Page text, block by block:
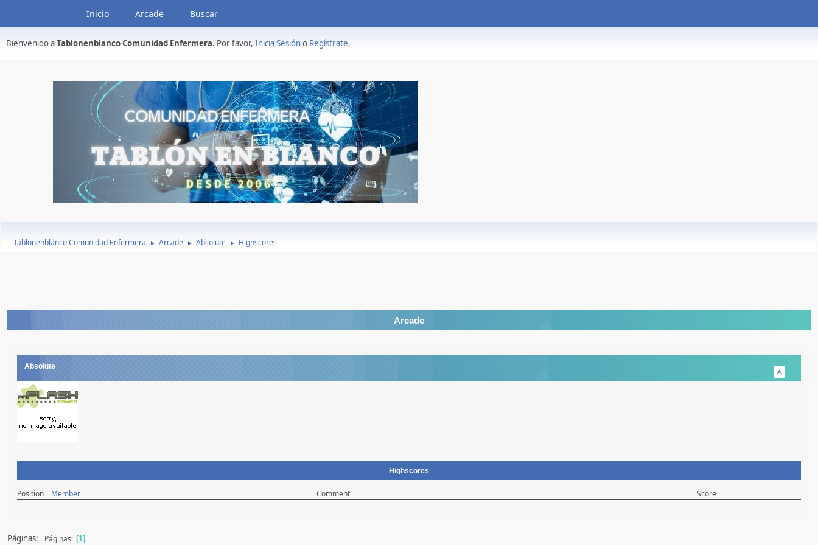
Inicio Arcade Buscar
Bienvenido aTablonenblanco Comunidad Enfermera. Por favor, Inicia Sesióno Regístrate.
Tablonenblanco Comunidad Enfermera ► Arcade ► Absolute ► Highscores
Arcade
Absolute
Highscores
Position Member Comment Score
Páginas: Páginas 1